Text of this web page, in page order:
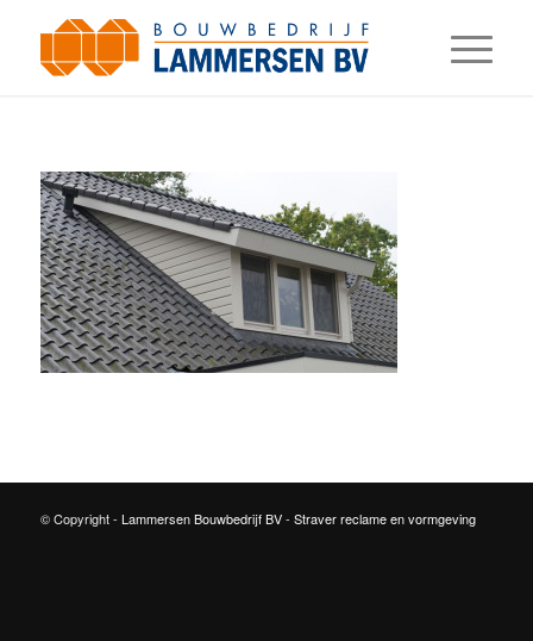
© Copyright - Lammersen Bouwbedrijf BV- Straver reclame en vormgeving